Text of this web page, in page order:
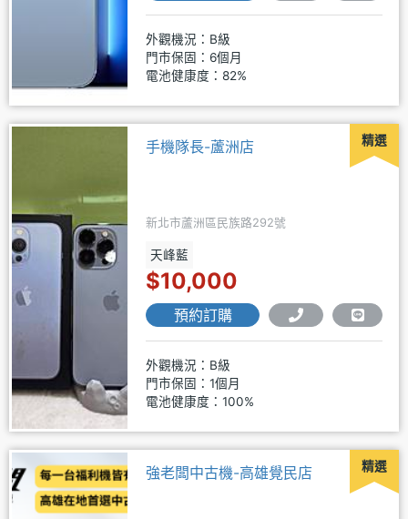
外觀機況：B級
門市保固：6個月
電池健康度：82%
精選
手機隊長-蘆洲店
新北市蘆洲區民族路292號
天峰藍
$10,000
預約訂購
外觀機況：B級
門市保固：1個月
電池健康度：100%
精選
強老闆中古機-高雄覺民店